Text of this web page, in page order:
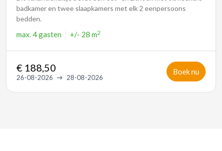
badkamer en twee slaapkamers met elk 2 eenpersoons
bedden.
max.4 gasten +/- 28 m2
€ 188,50
26-08-2026 28-08-2026
Boek nu